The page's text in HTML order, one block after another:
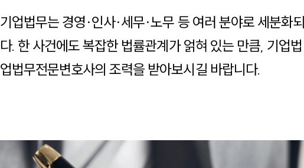
기업법무는 경영·인사·세무·노무 등 여러 분야로 세분화
다. 한 사건에도 복잡한 법률관계가 얽혀 있는 만큼, 기업
업법무전문변호사의 조력을 받아보시길 바랍니다.